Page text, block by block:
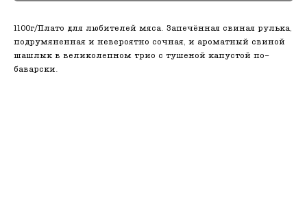
1100г/Плато для любителей мяса. Запечённая свиная рулька,
подрумяненная и невероятно сочная, и ароматный свиной
шашлык в великолепном трио с тушеной капустой по-
баварски.